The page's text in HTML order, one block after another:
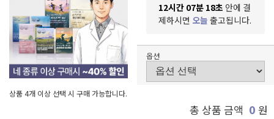
상품 4개 이상 선택 시 구매 가능합니다.
12시간 07분 17초 안에 결
제하시면 오늘 출고됩니다.
옵션
총 상품 금액 0 원